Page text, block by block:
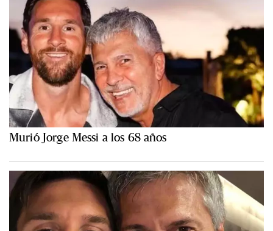
Murió Jorge Messi a los 68 años